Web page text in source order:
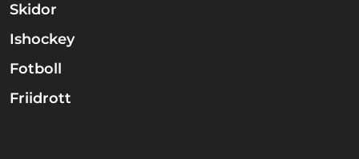
Skidor
Ishockey
Fotboll
Friidrott